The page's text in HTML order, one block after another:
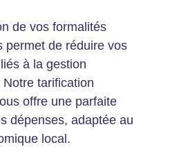
de vos formalités
permet de réduire vos
à la gestion
tarification
offre une parfaite
dépenses, adaptée au
local.